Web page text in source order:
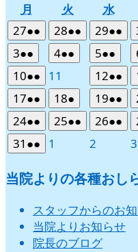
月
曜
日
火
曜
日
水水
曜
日
272026
年
7
月
27
日
●●
件
の
イ
ベ
ン
ト)
282026
年
7
28
日
●●
件
の
ベ
ン
ト)
292026
年
7
月
29
日
●●
件
の
ベ
ン
ト)
32026
年
8
月
3
日
●●
件
の
イ
ベ
ン
ト)
42026
年
8
月
4
日
●●
件
の
ベ
ン
52026
年
8
月
5
日
●●
件
の
イ
ベ
ン
102026
年
8
月
10
日
●● (2
件
の
ベ
ン
ト)
11
年
8
月
122026
年
8
月
●●
件
の
ベ
ト)
172026
年
8
月
日
●●
件
の
イ
ン
182026
年
8
日
●
件
の
ン
192026
年
8
日
●●
件
の
イ
ン
242026
年
8
月
24
●●
件
の
イ
ベ
ン
ト)
252026
年
月
25
●●
件
の
イ
ベ
ト)
262026
年
26
●●
件
の
ベ
ン
ト)
31 2026
年
8
月
31
日
●● (2
件
の
ベ
ン
ト)
1
9
1
日
2
9
月
2
日
3
当院よりの各種おし
スタッフからのお
当院よりお知らせ
院長のブログ